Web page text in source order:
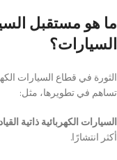
ما هو مستقبل
السيارات؟
الثورة في قطاع السيارات
تساهم في تطويرها، مثل:
السيارات الكهربائية ذاتية
أكثر انتشارًا.